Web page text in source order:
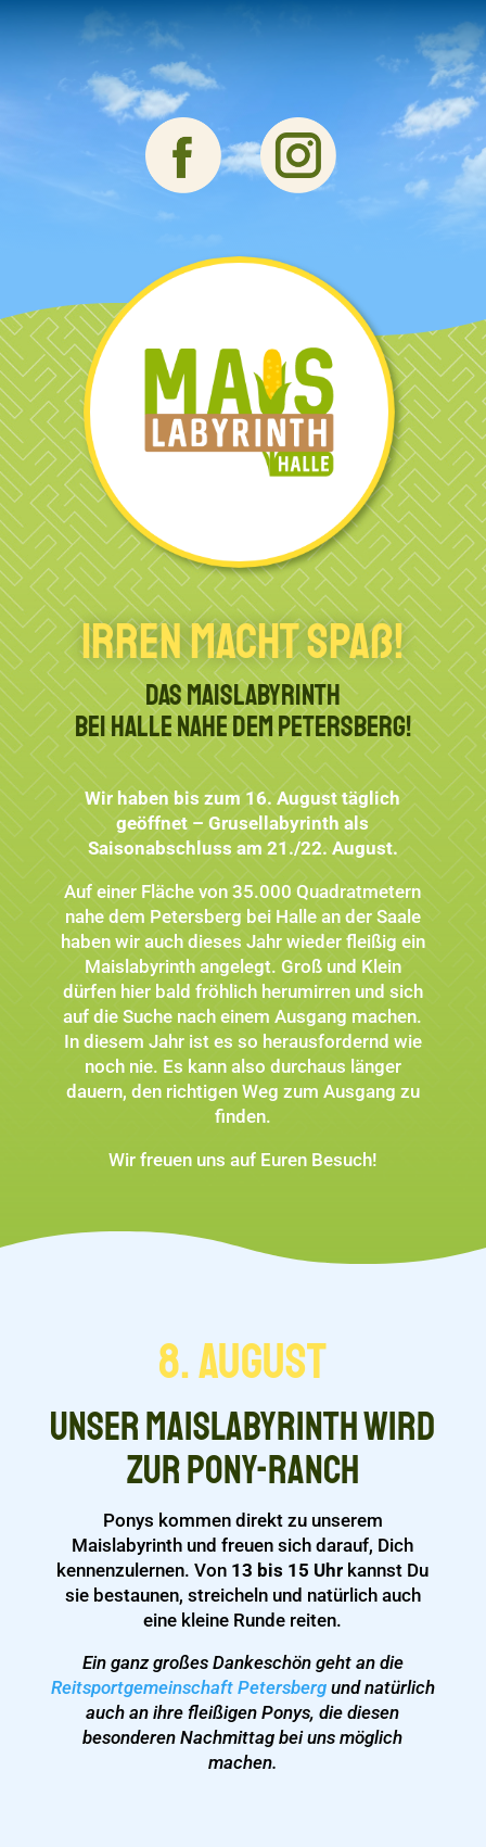
Irren macht Spaß!
Das Maislabyrinth
bei Halle nahe dem Petersberg!
Wir haben bis zum 16. August täglich
geöffnet – Grusellabyrinth als
Saisonabschluss am 21./22. August.
Auf einer Fläche von 35.000 Quadratmetern
nahe dem Petersberg bei Halle an der Saale
haben wir auch dieses Jahr wieder fleißig ein
Maislabyrinth angelegt. Groß und Klein
dürfen hier bald fröhlich herumirren und sich
auf die Suche nach einem Ausgang machen.
In diesem Jahr ist es so herausfordernd wie
noch nie. Es kann also durchaus länger
dauern, den richtigen Weg zum Ausgang zu
finden.
Wir freuen uns auf Euren Besuch!
8. August
Unser Maislabyrinth wird
zur Pony-Ranch
Ponys kommen direkt zu unserem
Maislabyrinth und freuen sich darauf, Dich
kennenzulernen. Von 13 bis 15 Uhr kannst Du
sie bestaunen, streicheln und natürlich auch
eine kleine Runde reiten.
Ein ganz großes Dankeschön geht an die
Reitsportgemeinschaft Petersbergund natürlich
auch an ihre fleißigen Ponys, die diesen
besonderen Nachmittag bei uns möglich
machen.